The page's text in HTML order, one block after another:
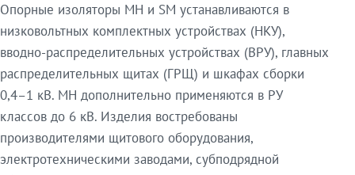
Опорные изоляторы МН и SM устанавливаются в
низковольтных комплектных устройствах (НКУ),
вводно-распределительных устройствах (ВРУ), главных
распределительных щитах (ГРЩ) и шкафах сборки
0,4–1 кВ. МН дополнительно применяются в РУ
классов до 6 кВ. Изделия востребованы
производителями щитового оборудования,
электротехническими заводами, субподрядной